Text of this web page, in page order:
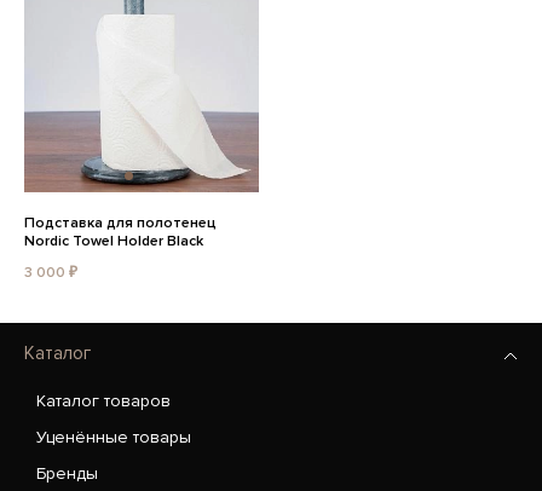
Подставка для полотенец
Nordic Towel Holder Black
3 000 ₽
Каталог
Каталог товаров
Уценённые товары
Бренды